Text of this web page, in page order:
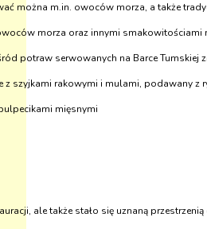
można m.in. owoców morza, a także
morza oraz innymi
potraw serwowanych na Barce
rakowymi i mulami, podawany z
mięsnymi
ale także stało się uznaną